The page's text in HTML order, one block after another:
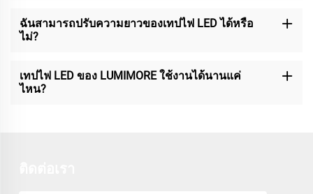
ฉันสามารถปรับความยาวของเทปไฟ LED ได้หรือ
ไม่?
เทปไฟ LED ของ LUMIMORE ใช้งานได้นานแค่
ไหน?